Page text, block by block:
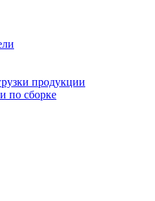
продукции
по сборке